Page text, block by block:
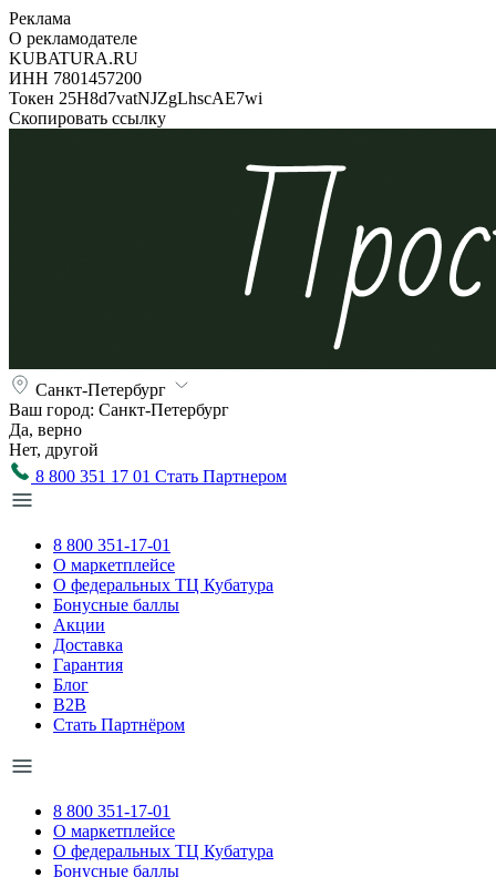
Реклама
О рекламодателе
KUBATURA.RU
ИНН 7801457200
Токен 25H8d7vatNJZgLhscAE7wi
Скопировать ссылку
Санкт-Петербург
Ваш город: Санкт-Петербург
Да, верно
Нет, другой
8 800 351 17 01 Стать Партнером
8 800 351-17-01
О маркетплейсе
О федеральных ТЦ Кубатура
Бонусные баллы
Акции
Доставка
Гарантия
Блог
B2B
Стать Партнёром
8 800 351-17-01
О маркетплейсе
О федеральных ТЦ Кубатура
Бонусные баллы